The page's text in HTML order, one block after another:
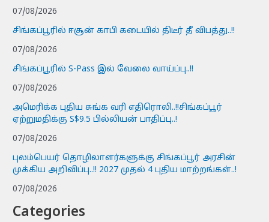
07/08/2026
சிங்கப்பூரில் ஈசூன் காபி கடையில் திடீர் தீ விபத்து..!!
07/08/2026
சிங்கப்பூரில் S-Pass இல் வேலை வாய்ப்பு..!!
07/08/2026
அமெரிக்க புதிய சுங்க வரி எதிரொலி..!!சிங்கப்பூர்
ஏற்றுமதிக்கு S$9.5 பில்லியன் பாதிப்பு..!
07/08/2026
புலம்பெயர் தொழிலாளர்களுக்கு சிங்கப்பூர் அரசின்
முக்கிய அறிவிப்பு..!! 2027 முதல் 4 புதிய மாற்றங்கள்..!
07/08/2026
Categories